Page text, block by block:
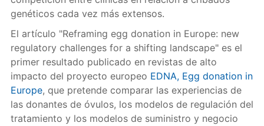
genéticos cada vez más extensos.
El artículo "Reframing egg donation in Europe: new
regulatory challenges for a shifting landscape" es el
primer resultado publicado en revistas de alto
impacto del proyecto europeo EDNA, Egg donation in
Europe, que pretende comparar las experiencias de
las donantes de óvulos, los modelos de regulación del
tratamiento y los modelos de suministro y negocio